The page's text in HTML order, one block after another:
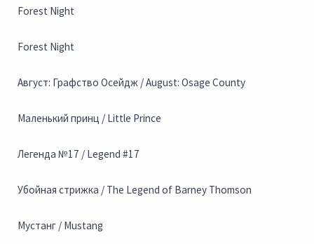
Forest Night
Forest Night
Август: Графство Осейдж / August: Osage County
Маленький принц / Little Prince
Легенда №17 / Legend #17
Убойная стрижка / The Legend of Barney Thomson
Мустанг / Mustang